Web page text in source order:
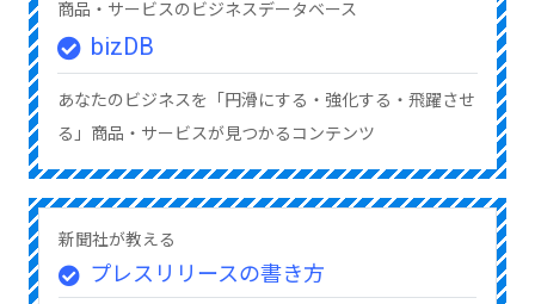
商品・サービスのビジネスデータベース
bizDB
あなたのビジネスを「円滑にする・強化する・飛躍させ
る」商品・サービスが見つかるコンテンツ
新聞社が教える
プレスリリースの書き方